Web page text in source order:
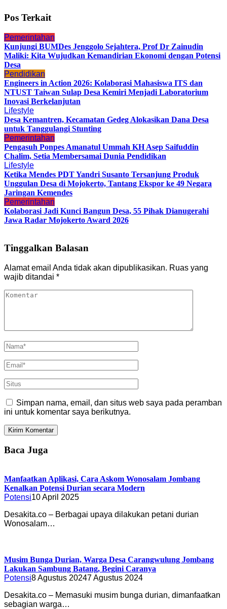
Pos Terkait
Pemerintahan
Kunjungi BUMDes Jenggolo Sejahtera, Prof Dr Zainudin
Maliki: Kita Wujudkan Kemandirian Ekonomi dengan Potensi
Desa
Pendidikan
Engineers in Action 2026: Kolaborasi Mahasiswa ITS dan
NTUST Taiwan Sulap Desa Kemiri Menjadi Laboratorium
Inovasi Berkelanjutan
Lifestyle
Desa Kemantren, Kecamatan Gedeg Alokasikan Dana Desa
untuk Tanggulangi Stunting
Pemerintahan
Pengasuh Ponpes Amanatul Ummah KH Asep Saifuddin
Chalim, Setia Membersamai Dunia Pendidikan
Lifestyle
Ketika Mendes PDT Yandri Susanto Tersanjung Produk
Unggulan Desa di Mojokerto, Tantang Ekspor ke 49 Negara
Jaringan Kemendes
Pemerintahan
Kolaborasi Jadi Kunci Bangun Desa, 55 Pihak Dianugerahi
Jawa Radar Mojokerto Award 2026
Tinggalkan Balasan
Alamat email Anda tidak akan dipublikasikan. Ruas yang
wajib ditandai *
Simpan nama, email, dan situs web saya pada peramban
ini untuk komentar saya berikutnya.
Baca Juga
Manfaatkan Aplikasi, Cara Askom Wonosalam Jombang
Kenalkan Potensi Durian secara Modern
Potensi10 April 2025
Desakita.co – Berbagai upaya dilakukan petani durian
Wonosalam…
Musim Bunga Durian, Warga Desa Carangwulung Jombang
Lakukan Sambung Batang, Begini Caranya
Potensi8 Agustus 20247 Agustus 2024
Desakita.co – Memasuki musim bunga durian, dimanfaatkan
sebagian warga…